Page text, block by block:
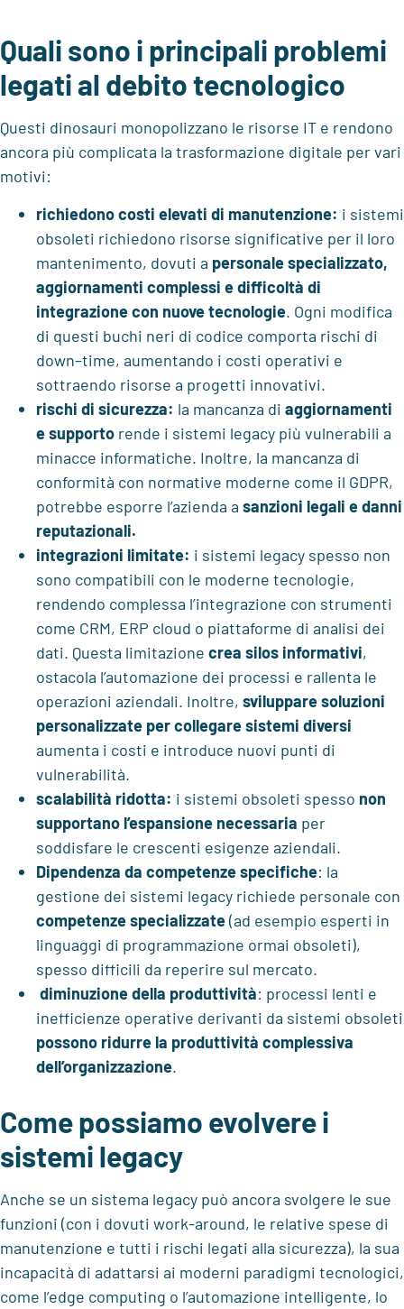
Quali sono i principali problemi
legati al debito tecnologico
Questi dinosauri monopolizzano le risorse IT e rendono
ancora più complicata la trasformazione digitale per vari
motivi:
richiedono costi elevati di manutenzione: i sistemi
obsoleti richiedono risorse significative per il loro
mantenimento, dovuti a personale specializzato,
aggiornamenti complessi edifficoltà di
integrazione con nuove tecnologie. Ogni modifica
di questi buchi neri di codice comporta rischi di
down–time, aumentando i costi operativi e
sottraendo risorse a progetti innovativi.
rischi di sicurezza: la mancanza di aggiornamenti
e supporto rende i sistemi legacy più vulnerabili a
minacce informatiche. Inoltre, la mancanza di
conformità con normative moderne come il GDPR,
potrebbe esporre l’azienda a sanzioni legali e danni
reputazionali.
integrazioni limitate: i sistemi legacy spesso non
sono compatibili con le moderne tecnologie,
rendendo complessa l’integrazione con strumenti
come CRM, ERP cloud o piattaforme di analisi dei
dati. Questa limitazione crea silos informativi,
ostacola l’automazione dei processi e rallenta le
operazioni aziendali. Inoltre, sviluppare soluzioni
personalizzate per collegare sistemi diversi
aumenta i costi e introduce nuovi punti di
vulnerabilità.
scalabilità ridotta: i sistemi obsoleti spesso non
supportano l’espansione necessaria per
soddisfare le crescenti esigenze aziendali.
Dipendenza da competenze specifiche: la
gestione dei sistemi legacy richiede personale con
competenze specializzate(ad esempio esperti in
linguaggi di programmazione ormai obsoleti),
spesso difficili da reperire sul mercato.
diminuzione della produttività: processi lenti e
inefficienze operative derivanti da sistemi obsoleti
possono ridurre la produttività complessiva
dell’organizzazione.
Come possiamo evolvere i
sistemi legacy
Anche se un sistema legacy può ancora svolgere le sue
funzioni (con i dovuti work-around, le relative spese di
manutenzione e tutti i rischi legati alla sicurezza), la sua
incapacità di adattarsi ai moderni paradigmi tecnologici,
come l’edge computing o l’automazione intelligente, lo